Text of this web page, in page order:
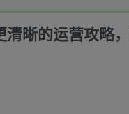
晰的运营攻略